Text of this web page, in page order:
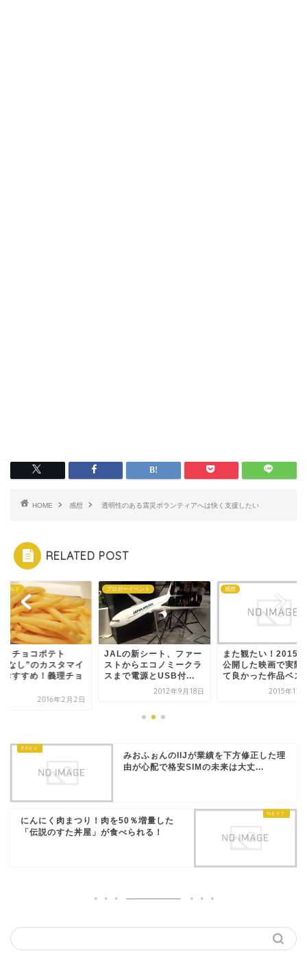
HOME 感想 透明性のある震災ボランティアへは快く支援したい
RELATED POST
ナルド
クチョコポテト
なし”のカスタマイ
おすすめ！義理チョ
2016年2月2日
ブロガーイベント
JALの新シート、ファー
ストからエコノミークラ
スまで電源とUSB付...
2012年9月18日
感想
また観たい！2015
公開した映画で実際
て良かった作品ベス
2015年12
みおふぉんのIIJが業績を下方修正した理
由が心配で格安SIMの未来は大丈...
にんにく肉まつり！肉を50％増量した
「伝説のすた丼屋」が食べられる！